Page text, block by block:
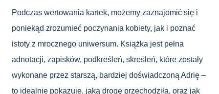
Podczas wertowania kartek, możemy zaznajomić się i
poniekąd zrozumieć poczynania kobiety, jak i poznać
istoty z mrocznego uniwersum. Książka jest pełna
adnotacji, zapisków, podkreśleń, skreśleń, które zostały
wykonane przez starszą, bardziej doświadczoną Adrię –
to idealnie pokazuje, jaką drogę przechodziła, oraz jak